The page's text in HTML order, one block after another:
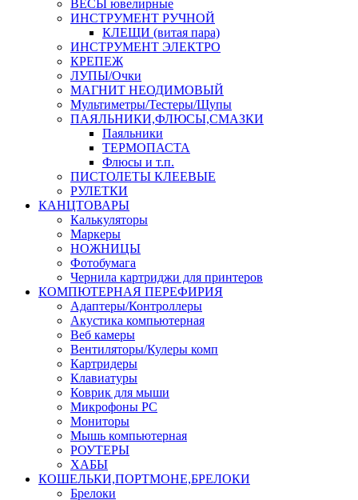
ВЕСЫ ювелирные
ИНСТРУМЕНТ РУЧНОЙ
КЛЕЩИ (витая пара)
ИНСТРУМЕНТ ЭЛЕКТРО
КРЕПЕЖ
ЛУПЫ/Очки
МАГНИТ НЕОДИМОВЫЙ
Мультиметры/Тестеры/Щупы
ПАЯЛЬНИКИ,ФЛЮСЫ,СМАЗКИ
Паяльники
ТЕРМОПАСТА
Флюсы и т.п.
ПИСТОЛЕТЫ КЛЕЕВЫЕ
РУЛЕТКИ
КАНЦТОВАРЫ
Калькуляторы
Маркеры
НОЖНИЦЫ
Фотобумага
Чернила картриджи для принтеров
КОМПЮТЕРНАЯ ПЕРЕФИРИЯ
Адаптеры/Контроллеры
Акустика компьютерная
Веб камеры
Вентиляторы/Кулеры комп
Картридеры
Клавиатуры
Коврик для мыши
Микрофоны PC
Мониторы
Мышь компьютерная
РОУТЕРЫ
ХАБЫ
КОШЕЛЬКИ,ПОРТМОНЕ,БРЕЛОКИ
Брелоки